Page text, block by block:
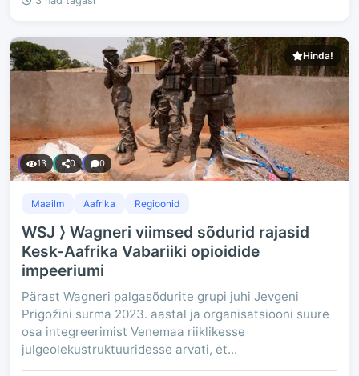
Hinda!
13 0 0
Maailm Aafrika Regioonid
WSJ ⟩ Wagneri viimsed sõdurid rajasid
Kesk-Aafrika Vabariiki opioidide
impeeriumi
Pärast Wagneri palgasõdurite grupi juhi Jevgeni
Prigožini surma 2023. aastal ja organisatsiooni suure
osa integreerimist Venemaa riiklikesse
julgeolekustruktuuridesse arvati, et...